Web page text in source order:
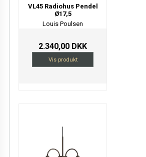
VL45 Radiohus Pendel
Ø17,5
Louis Poulsen
2.340,00 DKK
Vis produkt